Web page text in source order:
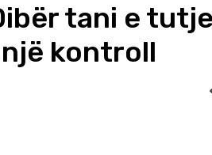
tani e
kontroll